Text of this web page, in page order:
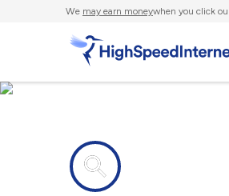
We may earn moneywhen you click